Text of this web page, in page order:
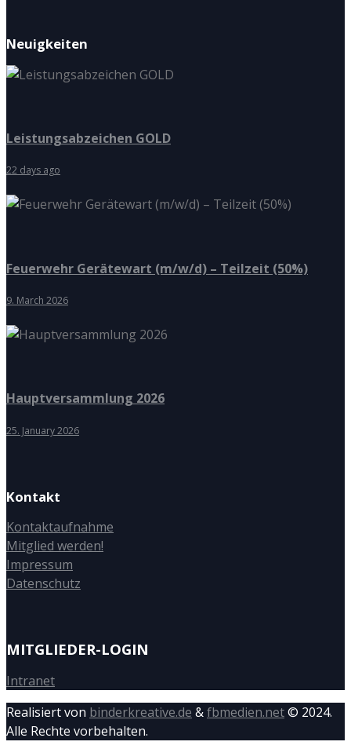
Neuigkeiten
Leistungsabzeichen GOLD
22 days ago
Feuerwehr Gerätewart (m/w/d) – Teilzeit (50%)
9. March 2026
Hauptversammlung 2026
25. January 2026
Kontakt
Kontaktaufnahme
Mitglied werden!
Impressum
Datenschutz
MITGLIEDER-LOGIN
Intranet
Realisiert von binderkreative.de &fbmedien.net© 2024.
Alle Rechte vorbehalten.